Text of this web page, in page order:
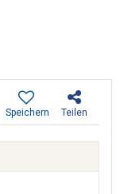
Teilen
Speichern